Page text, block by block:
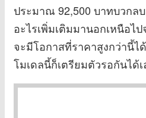
ประมาณ 92,500 บาทบวกล
อะไรเพิ่มเติมมานอกเหนือไ
จะมีโอกาสที่ราคาสูงกว่านี้ไ
โมเดลนี้ก็เตรียมตัวรอกันได้เ